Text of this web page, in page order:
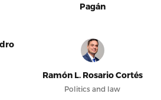
Pagán
Ramón L. Rosario Cortés
Politics and law